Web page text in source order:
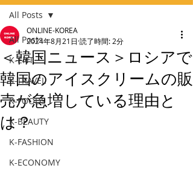
All Posts
K-ENT
K-TRAVEL
K-FOODS
K-BEAUTY
K-FASHION
K-ECONOMY
All Posts
＜韓国ニュース＞ロシアで
韓国のアイスクリームの販
売が急増している理由と
は？
ONLINE-KOREA
2024年8月21日 読了時間: 2分